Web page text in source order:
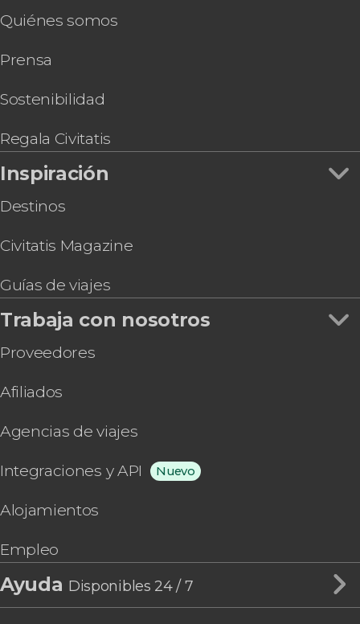
Quiénes somos
Prensa
Sostenibilidad
Regala Civitatis
Inspiración
Destinos
Civitatis Magazine
Guías de viajes
Trabaja con nosotros
Proveedores
Afiliados
Agencias de viajes
Integraciones y API Nuevo
Alojamientos
Empleo
Ayuda Disponibles 24 / 7